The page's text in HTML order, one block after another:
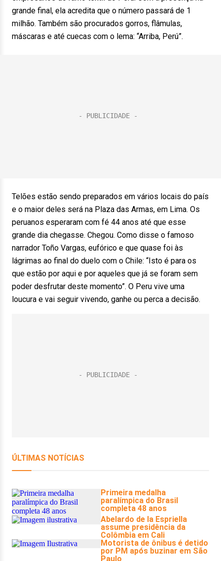
grande final, ela acredita que o número passará de 1
milhão. Também são procurados gorros, flâmulas,
máscaras e até cuecas com o lema: “Arriba, Perú”.
Telões estão sendo preparados em vários locais do país
e o maior deles será na Plaza das Armas, em Lima. Os
peruanos esperaram com fé 44 anos até que esse
grande dia chegasse. Chegou. Como disse o famoso
narrador Toño Vargas, eufórico e que quase foi às
lágrimas ao final do duelo com o Chile: “Isto é para os
que estão por aqui e por aqueles que já se foram sem
poder desfrutar deste momento”. O Peru vive uma
loucura e vai seguir vivendo, ganhe ou perca a decisão.